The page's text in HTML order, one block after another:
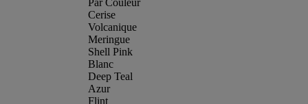
Par Couleur
Cerise
Volcanique
Meringue
Shell Pink
Blanc
Deep Teal
Azur
Flint